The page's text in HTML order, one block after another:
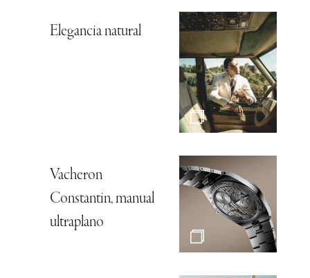
Elegancia natural
Vacheron
Constantin, manual
ultraplano